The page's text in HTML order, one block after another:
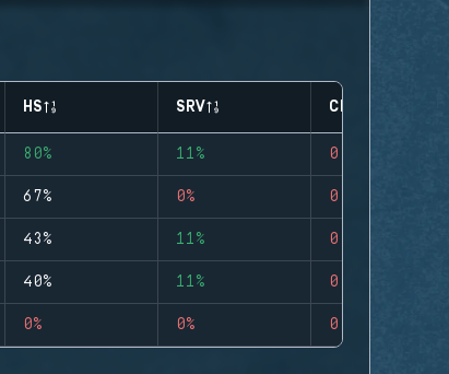
HS SRV CLUTCHES
80% 11% 0
67% 0% 0
43% 11% 0
40% 11% 0
0% 0% 0